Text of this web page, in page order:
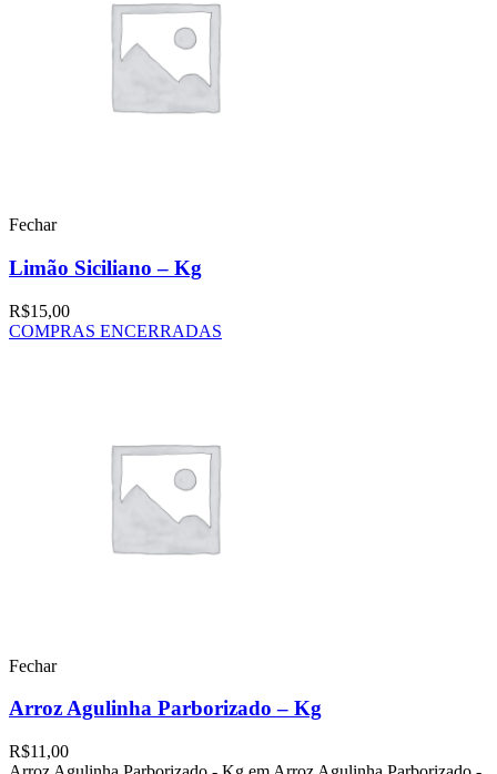
Fechar
Limão Siciliano – Kg
R$15,00
COMPRAS ENCERRADAS
Fechar
Arroz Agulinha Parborizado – Kg
R$11,00